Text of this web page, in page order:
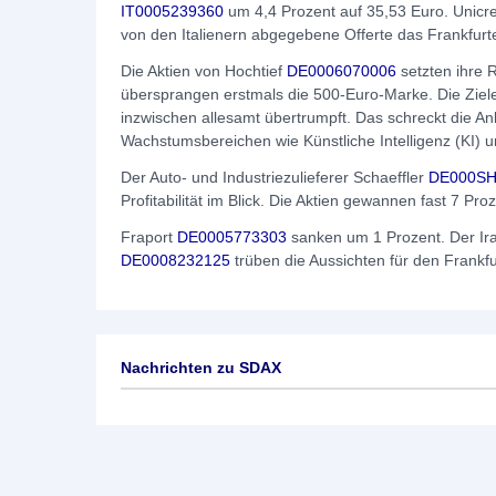
IT0005239360 um 4,4 Prozent auf 35,53 Euro.
von den Italienern abgegebene Offerte das
Die Aktien von Hochtief DE0006070006 setzten ihre
übersprangen erstmals die 500-Euro-Marke. Die
inzwischen allesamt übertrumpft. Das schreckt die
Wachstumsbereichen wie Künstliche Intelligenz (KI)
Der Auto- und Industriezulieferer Schaeffler
Profitabilität im Blick. Die Aktien gewannen fast 7
Fraport DE0005773303 sanken um 1 Prozent. Der
DE0008232125 trüben die Aussichten für den
Nachrichten zu SDAX